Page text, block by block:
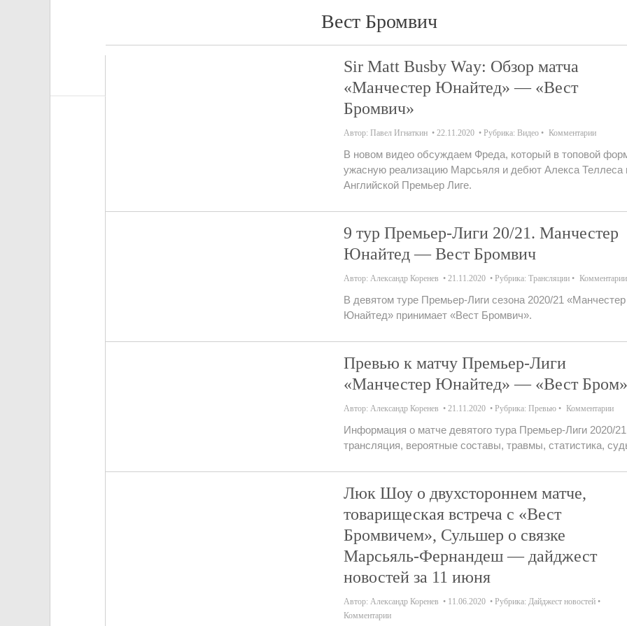
Вест Бромвич
Sir Matt Busby Way: Обзор матча
«Манчестер Юнайтед» — «Вест
Бромвич»
Автор: Павел Игнаткин 22.11.2020 Рубрика: Видео Комментарии
В новом видео обсуждаем Фреда, который в топовой
ужасную реализацию Марсьяля и дебют Алекса Теллеcа
Английской Премьер Лиге.
9 тур Премьер-Лиги 20/21. Манчестер
Юнайтед — Вест Бромвич
Автор: Александр Коренев 21.11.2020 Рубрика: Трансляции Комментарии
В девятом туре Премьер-Лиги сезона 2020/21 «Манчестер
Юнайтед» принимает «Вест Бромвич».
Превью к матчу Премьер-Лиги
«Манчестер Юнайтед» — «Вест Бром»
Автор: Александр Коренев 21.11.2020 Рубрика: Превью Комментарии
Информация о матче девятого тура Премьер-Лиги 2020/
трансляция, вероятные составы, травмы, статистика,
Люк Шоу о двухстороннем матче,
товарищеская встреча с «Вест
Бромвичем», Сульшер о связке
Марсьяль-Фернандеш — дайджест
новостей за 11 июня
Автор: Александр Коренев 11.06.2020 Рубрика: Дайджест новостей
Комментарии